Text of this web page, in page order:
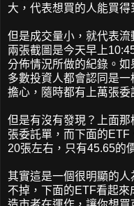
大，代表想買的人能買得
但是成交量小，就代表
兩張截圖是今天早上
分佈情況所做的紀錄。
多數投資人都會認同是
擔心，隨時都有上萬張委
但是有沒有發現？上面
張委託單，而下面的
20張左右，只有45.65的
其實這是一個很明顯的
不掉，下面的ETF看起